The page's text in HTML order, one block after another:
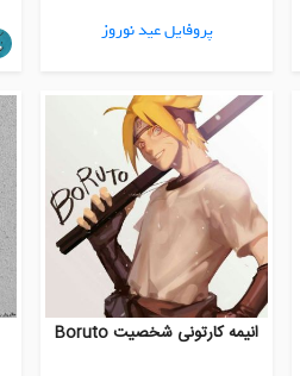
پروفایل عید نوروز
انیمه کارتونی شخصیت Boruto